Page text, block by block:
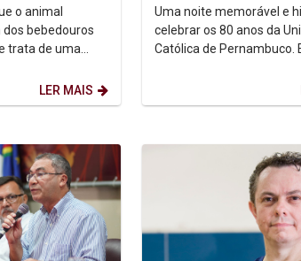
o animal
bebedouros
trata de uma
e...LER MAIS
Santa Isabel
Uma noite memorável e
celebrar os 80 anos da
Católica de Pernambuco.